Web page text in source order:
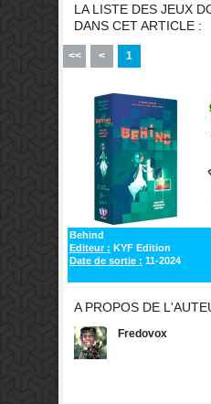
LA LISTE DES JEUX
DANS CET ARTICLE :
<< < 1
Behind
Editeur : KYF Edition
Date de sortie : 11-2024
A PROPOS DE
Fredovox